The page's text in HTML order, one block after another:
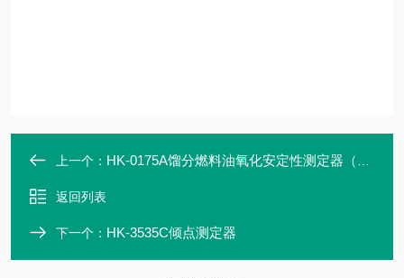
上一个： HK-0175A馏分燃料油氧化安定性测定器（加速法）
返回列表
下一个： HK-3535C倾点测定器